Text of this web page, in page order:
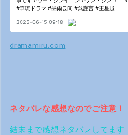
dramamiru.com
ネタバレな感想なのでご注意！
結末まで感想ネタバレしてます